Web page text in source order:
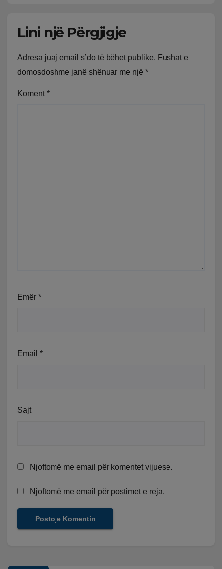
Lini një Përgjigje
Adresa juaj email s’do të bëhet publike. Fushat e
domosdoshme janë shënuar me një *
Koment *
Emër *
Email *
Sajt
Njoftomë me email për komentet vijuese.
Njoftomë me email për postimet e reja.